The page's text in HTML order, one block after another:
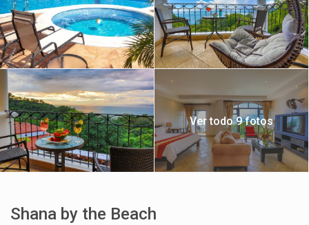
Ver todo 9 fotos
Shana by the Beach